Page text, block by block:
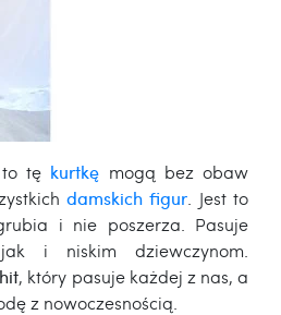
tę kurtkę mogą bez obaw
damskich figur . Jest to
i nie poszerza. Pasuje
i niskim dziewczynom.
hit, który pasuje każdej z nas, a
z nowoczesnością.